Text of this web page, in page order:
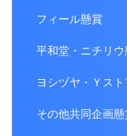
フィール懸賞
平和堂・ニチリ
ヨシヅヤ・Ｙス
その他共同企画懸